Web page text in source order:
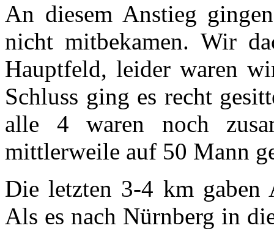
An diesem Anstieg
nicht mitbekamen. Wir
Hauptfeld, leider waren
Schluss ging es recht
alle 4 waren noch
mittlerweile auf 50 Mann
Die letzten 3-4 km gaben
Als es nach Nürnberg in